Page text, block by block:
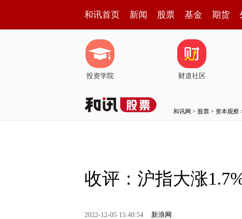
和讯首页 新闻 股票 基金 期货
投资学院 财道社区
和讯网 > 股票 > 资本观察
收评：沪指大涨
2022-12-05 15:40:54 新浪网